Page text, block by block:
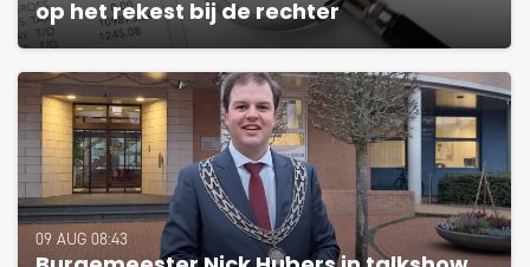
op het rekest bij de rechter
09 AUG 08:43